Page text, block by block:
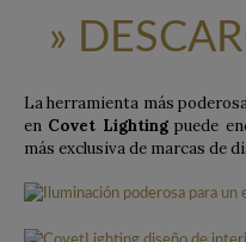
»
La herramienta más
en Covet Lightingpuede
más exclusiva de marcas de